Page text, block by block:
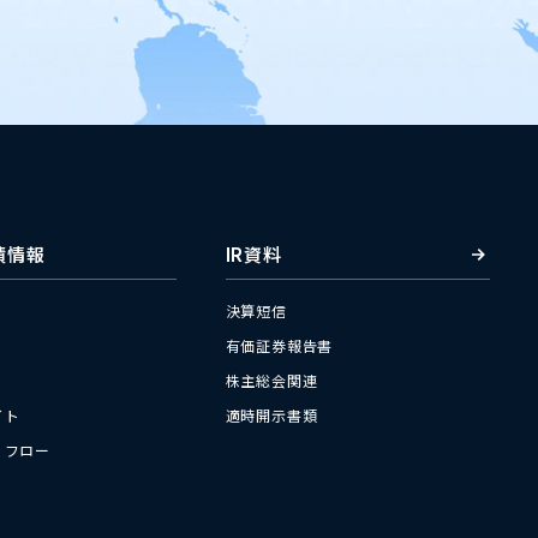
情報
ロー
IR資料
決算短信
有価証券報告書
株主総会関連
適時開示書類